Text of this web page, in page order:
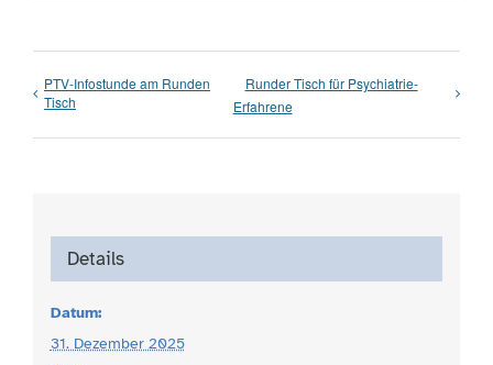
PTV-Infostunde am Runden
Tisch
Runder Tisch für Psychiatrie-
Erfahrene
Details
Datum:
31. Dezember 2025